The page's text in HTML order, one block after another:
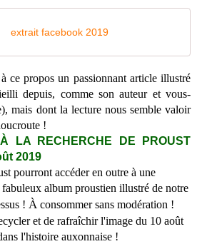
extrait facebook 2019
propos un passionnant article illustré
depuis, comme son auteur et vous-
mais dont la lecture nous semble valoir
!
LA RECHERCHE DE PROUST
2019
pourront accéder en outre à une
album proustien illustré de notre
! À consommer sans modération !
et de rafraîchir l'image du 10 août
l'histoire auxonnaise !